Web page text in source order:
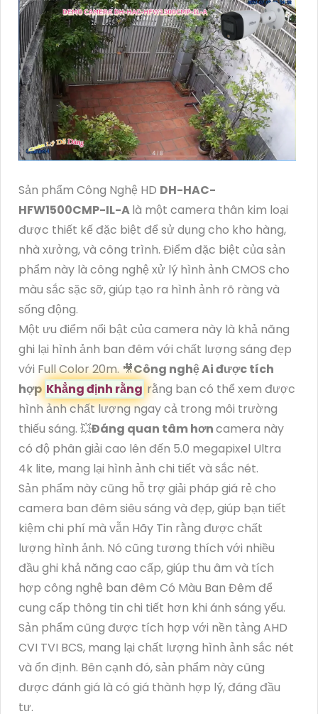
Sản phẩm Công Nghệ HD DH-HAC-
HFW1500CMP-IL-Alà một camera thân kim loại
được thiết kế đặc biệt để sử dụng cho kho hàng,
nhà xưởng, và công trình. Điểm đặc biệt của sản
phẩm này là công nghệ xử lý hình ảnh CMOS cho
màu sắc sặc sỡ, giúp tạo ra hình ảnh rõ ràng và
sống động.
Một ưu điểm nổi bật của camera này là khả năng
ghi lại hình ảnh ban đêm với chất lượng sáng đẹp
với Full Color 20m. 🎥Công nghệ Ai được tích
hợp Khẳng định rằng rằng bạn có thể xem được
hình ảnh chất lượng ngay cả trong môi trường
thiếu sáng. 💥Đáng quan tâm hơncamera này
có độ phân giải cao lên đến 5.0 megapixel Ultra
4k lite, mang lại hình ảnh chi tiết và sắc nét.
Sản phẩm này cũng hỗ trợ giải pháp giá rẻ cho
camera ban đêm siêu sáng và đẹp, giúp bạn tiết
kiệm chi phí mà vẫn Hãy Tin rằng được chất
lượng hình ảnh. Nó cũng tương thích với nhiều
đầu ghi khả năng cao cấp, giúp thu âm và tích
hợp công nghệ ban đêm Có Màu Ban Đêm để
cung cấp thông tin chi tiết hơn khi ánh sáng yếu.
Sản phẩm cũng được tích hợp với nền tảng AHD
CVI TVI BCS, mang lại chất lượng hình ảnh sắc nét
và ổn định. Bên cạnh đó, sản phẩm này cũng
được đánh giá là có giá thành hợp lý, đáng đầu
tư.